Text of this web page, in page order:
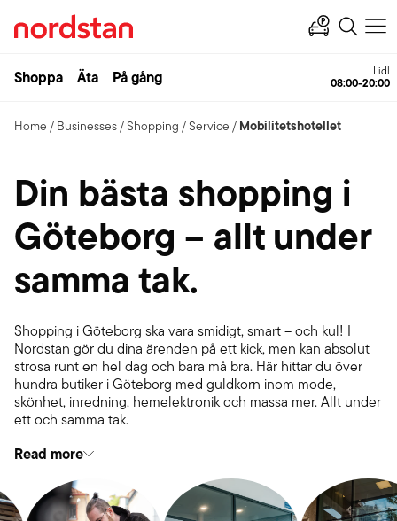
Shoppa Äta På gång Lidl
08:00-20:00
Home / Businesses/Shopping /Service / Mobilitetshotellet
Din bästa shopping i
Göteborg – allt under
samma tak.
Shopping i Göteborg ska vara smidigt, smart – och kul! I
Nordstan gör du dina ärenden på ett kick, men kan absolut
strosa runt en hel dag och bara må bra. Här hittar du över
hundra butiker i Göteborg med guldkorn inom mode,
skönhet, inredning, hemelektronik och massa mer. Allt under
ett och samma tak.
Read more